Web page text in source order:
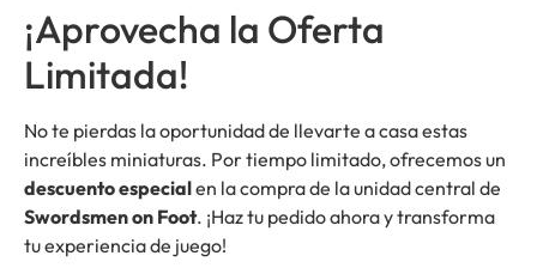
¡Aprovecha la Oferta
Limitada!
No te pierdas la oportunidad de llevarte a casa estas
increíbles miniaturas. Por tiempo limitado, ofrecemos un
descuento especialen la compra de la unidad central de
Swordsmen on Foot. ¡Haz tu pedido ahora y transforma
tu experiencia de juego!